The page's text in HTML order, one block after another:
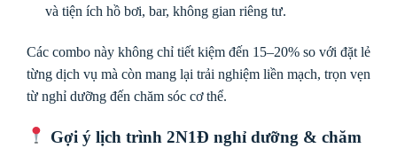
và tiện ích hồ bơi, bar, không gian riêng tư.
Các combo này không chỉ tiết kiệm đến 15–20% so với đặt lẻ
từng dịch vụ mà còn mang lại trải nghiệm liền mạch, trọn vẹn
từ nghỉ dưỡng đến chăm sóc cơ thể.
Gợi ý lịch trình 2N1Đ nghỉ dưỡng & chăm